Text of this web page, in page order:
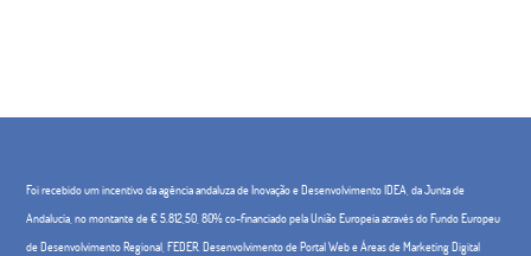
Foi recebido um incentivo da agência andaluza de Inovação e Desenvolvimento IDEA, da Junta de
Andalucía, no montante de € 5.812,50, 80% co-financiado pela União Europeia através do Fundo Europeu
de Desenvolvimento Regional, FEDER. Desenvolvimento de Portal Web e Áreas de Marketing Digital